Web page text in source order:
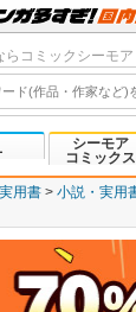
コミックシーモア
シーモア
コミックス
用書 小説・実用